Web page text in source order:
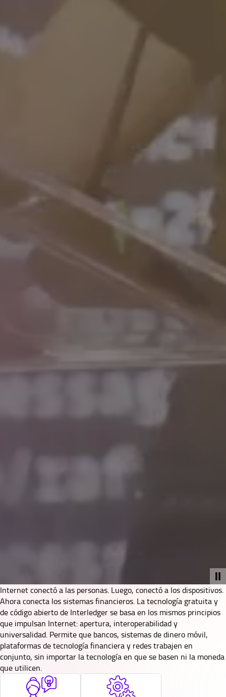
Internet conectó a las personas. Luego, conectó a los dispositivos.
Ahora conecta los sistemas financieros. La tecnología gratuita y
de código abierto de Interledger se basa en los mismos principios
que impulsan Internet: apertura, interoperabilidad y
universalidad. Permite que bancos, sistemas de dinero móvil,
plataformas de tecnología financiera y redes trabajen en
conjunto, sin importar la tecnología en que se basen ni la moneda
que utilicen.
SVG
SVG